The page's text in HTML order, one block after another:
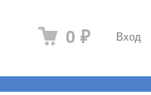
Вход
0 ₽